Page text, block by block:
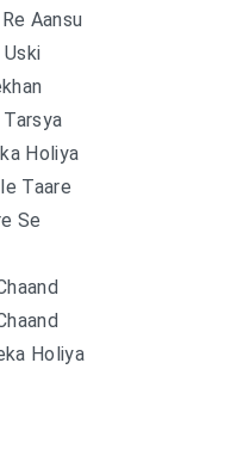
Aansu
Uski
Tarsya
Holiya
Taare
Se
Holiya